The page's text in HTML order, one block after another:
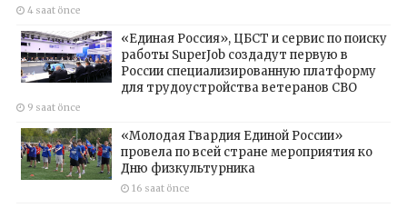
4 saat önce
«Единая Россия», ЦБСТ и сервис по поиску
работы SuperJob создадут первую в
России специализированную платформу
для трудоустройства ветеранов СВО
9 saat önce
«Молодая Гвардия Единой России»
провела по всей стране мероприятия ко
Дню физкультурника
16 saat önce